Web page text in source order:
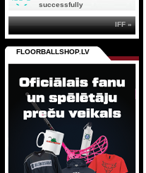
successfully
IFF »
FLOORBALLSHOP.LV